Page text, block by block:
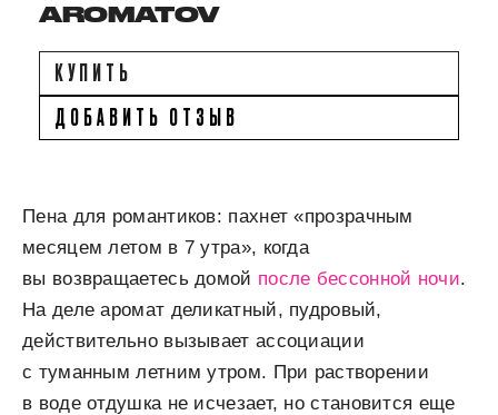
AROMATOV
КУПИТЬ
ДОБАВИТЬ ОТЗЫВ
Пена для романтиков: пахнет «прозрачным
месяцем летом в 7 утра», когда
вы возвращаетесь домой после бессонной ночи.
На деле аромат деликатный, пудровый,
действительно вызывает ассоциации
с туманным летним утром. При растворении
в воде отдушка не исчезает, но становится еще